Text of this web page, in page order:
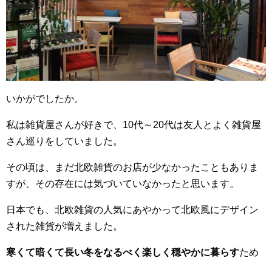
いかがでしたか。
私は雑貨屋さんが好きで、10代～20代は友人とよく雑貨屋
さん巡りをしていました。
その頃は、まだ北欧雑貨のお店が少なかったこともありま
すが、その存在には気づいていなかったと思います。
日本でも、北欧雑貨の人気にあやかって北欧風にデザイン
された雑貨が増えました。
寒くて暗くて長い冬をなるべく楽しく穏やかに暮らすため